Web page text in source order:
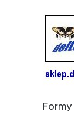
Formy